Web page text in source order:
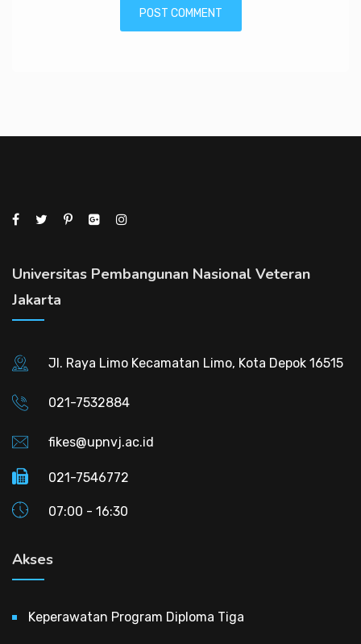
Universitas Pembangunan Nasional Veteran
Jakarta
Jl. Raya Limo Kecamatan Limo, Kota Depok 16515
021-7532884
fikes@upnvj.ac.id
021-7546772
07:00 - 16:30
Akses
Keperawatan Program Diploma Tiga